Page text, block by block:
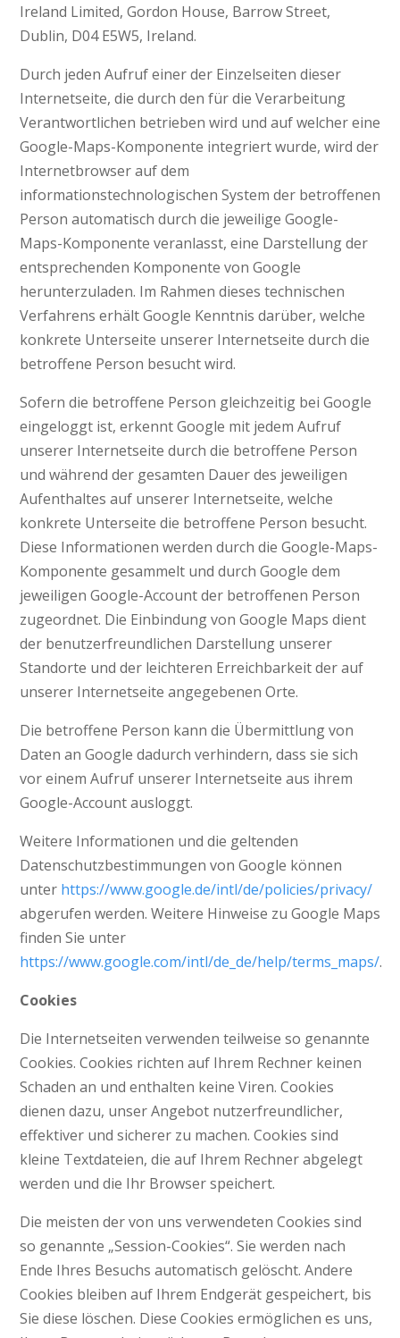
Ireland Limited, Gordon House, Barrow Street,
Dublin, D04 E5W5, Ireland.
Durch jeden Aufruf einer der Einzelseiten dieser
Internetseite, die durch den für die Verarbeitung
Verantwortlichen betrieben wird und auf welcher eine
Google-Maps-Komponente integriert wurde, wird der
Internetbrowser auf dem
informationstechnologischen System der betroffenen
Person automatisch durch die jeweilige Google-
Maps-Komponente veranlasst, eine Darstellung der
entsprechenden Komponente von Google
herunterzuladen. Im Rahmen dieses technischen
Verfahrens erhält Google Kenntnis darüber, welche
konkrete Unterseite unserer Internetseite durch die
betroffene Person besucht wird.
Sofern die betroffene Person gleichzeitig bei Google
eingeloggt ist, erkennt Google mit jedem Aufruf
unserer Internetseite durch die betroffene Person
und während der gesamten Dauer des jeweiligen
Aufenthaltes auf unserer Internetseite, welche
konkrete Unterseite die betroffene Person besucht.
Diese Informationen werden durch die Google-Maps-
Komponente gesammelt und durch Google dem
jeweiligen Google-Account der betroffenen Person
zugeordnet. Die Einbindung von Google Maps dient
der benutzerfreundlichen Darstellung unserer
Standorte und der leichteren Erreichbarkeit der auf
unserer Internetseite angegebenen Orte.
Die betroffene Person kann die Übermittlung von
Daten an Google dadurch verhindern, dass sie sich
vor einem Aufruf unserer Internetseite aus ihrem
Google-Account ausloggt.
Weitere Informationen und die geltenden
Datenschutzbestimmungen von Google können
unter https://www.google.de/intl/de/policies/privacy/
abgerufen werden. Weitere Hinweise zu Google Maps
finden Sie unter
https://www.google.com/intl/de_de/help/terms_maps/.
Cookies
Die Internetseiten verwenden teilweise so genannte
Cookies. Cookies richten auf Ihrem Rechner keinen
Schaden an und enthalten keine Viren. Cookies
dienen dazu, unser Angebot nutzerfreundlicher,
effektiver und sicherer zu machen. Cookies sind
kleine Textdateien, die auf Ihrem Rechner abgelegt
werden und die Ihr Browser speichert.
Die meisten der von uns verwendeten Cookies sind
so genannte „Session-Cookies“. Sie werden nach
Ende Ihres Besuchs automatisch gelöscht. Andere
Cookies bleiben auf Ihrem Endgerät gespeichert, bis
Sie diese löschen. Diese Cookies ermöglichen es uns,